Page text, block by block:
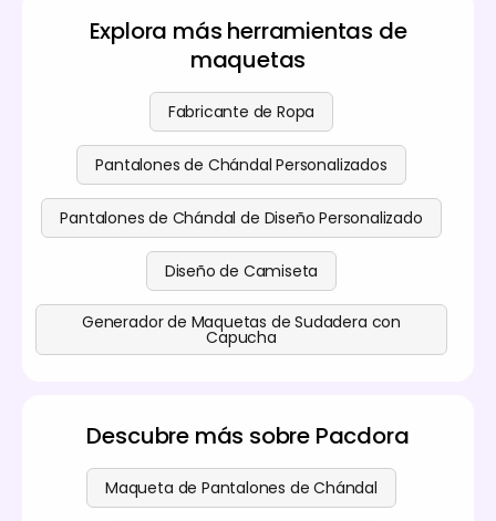
ciclo suave, y secado a baja temperatura o al aire
para mantener la textura y evitar la formación de
bolitas. Las instrucciones específicas de cuidado
acompañarán a su producto terminado.
los detalles de nuestros planes de pago en lapágina
de precios.
Explora más herramientas de
maquetas
Fabricante de Ropa
Pantalones de Chándal Personalizados
Pantalones de Chándal de Diseño Personalizado
Diseño de Camiseta
Generador de Maquetas de Sudadera con
Capucha
Descubre más sobre Pacdora
Maqueta de Pantalones de Chándal